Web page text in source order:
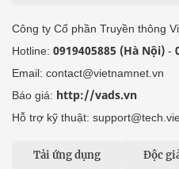
Công ty Cổ phần Truyền thông
Hotline: 0919405885 (Hà Nội) -
Email: contact@vietnamnet.vn
Báo giá: http://vads.vn
Hỗ trợ kỹ thuật:
Tải ứng dụng Độc